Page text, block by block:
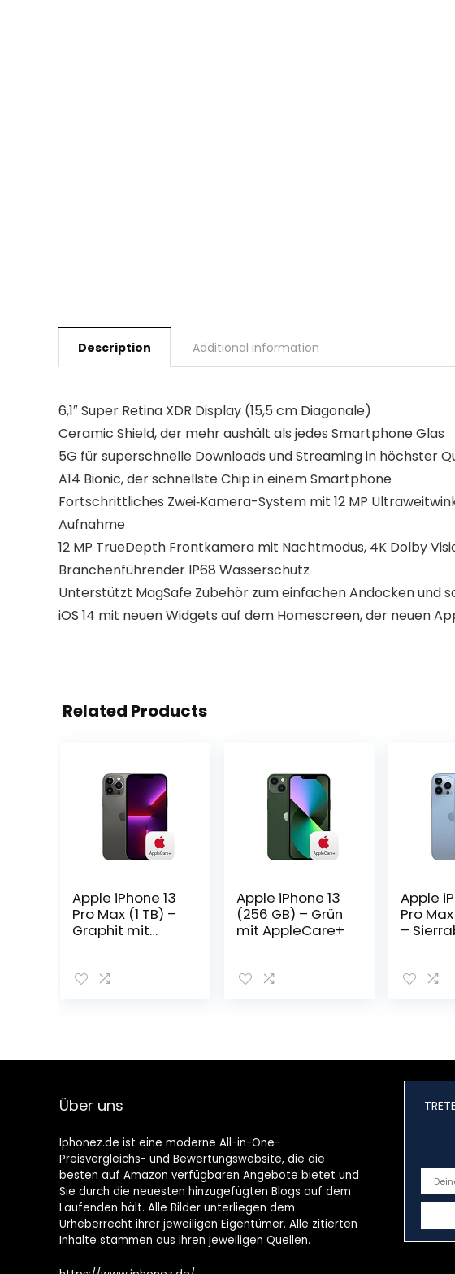
Description Additional information
6,1″ Super Retina XDR Display (15,5 cm Diagonale)
Ceramic Shield, der mehr aushält als jedes Smartphone Glas
5G für superschnelle Downloads und Streaming in höchster
A14 Bionic, der schnellste Chip in einem Smartphone
Fortschrittliches Zwei‐Kamera-System mit 12 MP
Aufnahme
12 MP TrueDepth Frontkamera mit Nachtmodus, 4K Dolby
Branchenführender IP68 Wasserschutz
Unterstützt MagSafe Zubehör zum einfachen Andocken und
iOS 14 mit neuen Widgets auf dem Homescreen, der neuen
Related Products
Apple iPhone 13
Pro Max (1 TB) –
Graphit mit
Apple iPhone 13
(256 GB) – Grün
mit AppleCare+
Apple
Pro
–
Über uns
Iphonez.de ist eine moderne All-in-One-
Preisvergleichs- und Bewertungswebsite, die die
besten auf Amazon verfügbaren Angebote bietet und
Sie durch die neuesten hinzugefügten Blogs auf dem
Laufenden hält. Alle Bilder unterliegen dem
Urheberrecht ihrer jeweiligen Eigentümer. Alle zitierten
Inhalte stammen aus ihren jeweiligen Quellen.